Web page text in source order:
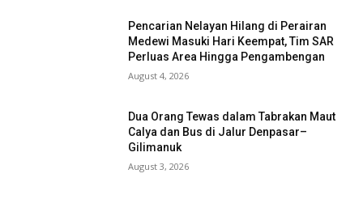
Pencarian Nelayan Hilang di Perairan
Medewi Masuki Hari Keempat, Tim SAR
Perluas Area Hingga Pengambengan
August 4, 2026
Dua Orang Tewas dalam Tabrakan Maut
Calya dan Bus di Jalur Denpasar–
Gilimanuk
August 3, 2026